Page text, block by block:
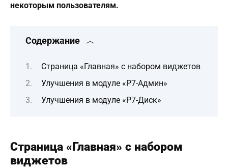
некоторым пользователям.
Содержание
Страница «Главная» с набором виджетов
Улучшения в модуле «Р7-Админ»
Улучшения в модуле «Р7-Диск»
Страница «Главная» с набором
виджетов